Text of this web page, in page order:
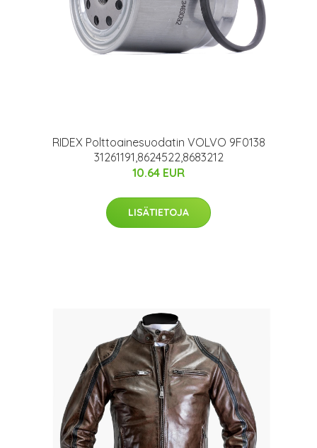
RIDEX Polttoainesuodatin VOLVO 9F0138
31261191,8624522,8683212
10.64 EUR
LISÄTIETOJA